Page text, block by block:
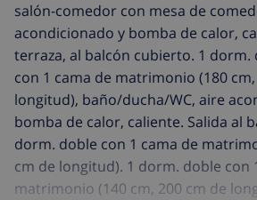
salón-comedor con mesa de
acondicionado y bomba de calor,
terraza, al balcón cubierto. 1 dorm.
con 1 cama de matrimonio (180
longitud), baño/ducha/WC, aire
bomba de calor, caliente. Salida al
dorm. doble con 1 cama de
cm de longitud). 1 dorm. doble con
matrimonio (140 cm, 200 cm de